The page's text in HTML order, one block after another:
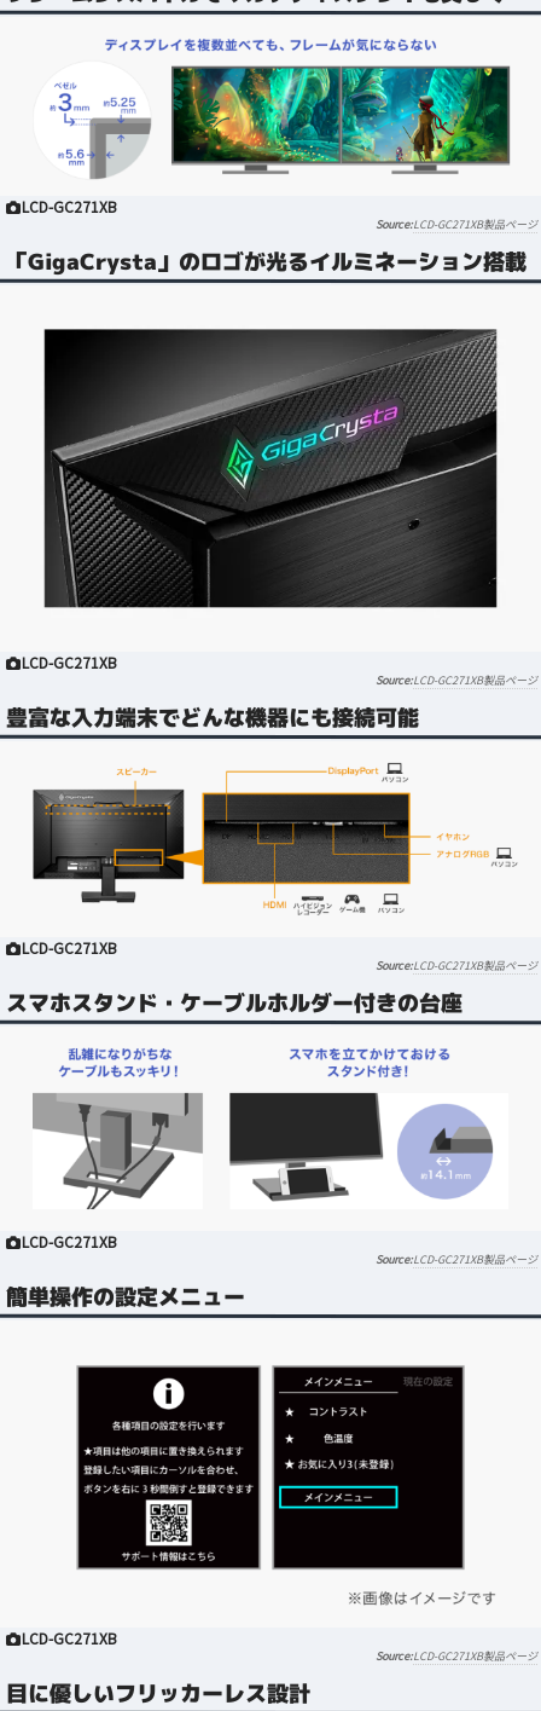
LCD-GC271XB
LCD-GC271XB製品ページ
「GigaCrysta」のロゴが光るイルミネーション搭載
LCD-GC271XB
LCD-GC271XB製品ページ
豊富な入力端末でどんな機器にも接続可能
LCD-GC271XB
LCD-GC271XB製品ページ
スマホスタンド・ケーブルホルダー付きの台座
LCD-GC271XB
LCD-GC271XB製品ページ
簡単操作の設定メニュー
LCD-GC271XB
LCD-GC271XB製品ページ
目に優しいフリッカーレス設計